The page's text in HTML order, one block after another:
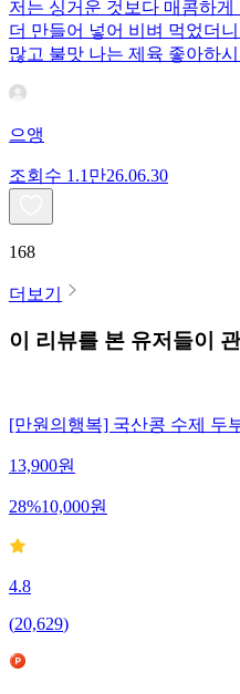
저는 싱거운 것보다 매콤하
더 만들어 넣어 비벼 먹었더
많고 불맛 나는 제육 좋아하
으앵
조회수 1.1만26.06.30
168
더보기
이 리뷰를 본 유저들이
[만원의행복] 국산콩 수제 두
13,900원
28%10,000원
4.8
(20,629)